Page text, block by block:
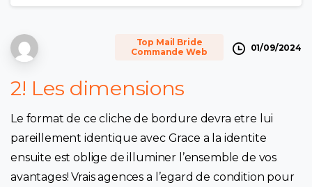
Top Mail Bride
Commande Web
01/09/2024
2! Les dimensions
Le format de ce cliche de bordure devra etre lui
pareillement identique avec Grace a la identite
ensuite est oblige de illuminer l’ensemble de vos
avantages! Vrais agences a l’egard de condition pour